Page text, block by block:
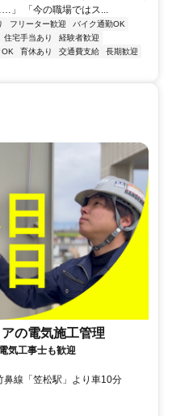
」 「今の職場ではス...
フリーター歓迎
バイク通勤OK
住宅手当あり
経験者歓迎
OK 育休あり 交通費支給
長期歓迎
の電気施工管理
気工事士も歓迎
鼻線「笠松駅」より車10分